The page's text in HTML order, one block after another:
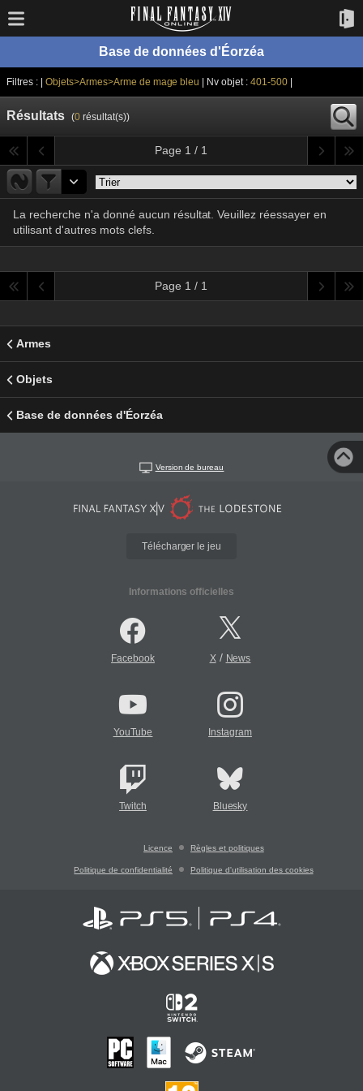
Base de données d'Éorzéa
Filtres : | Objets>Armes>Arme de mage bleu | Nv objet :401-500
Résultats (0résultat(s))
Page 1 / 1
La recherche n'a donné aucun résultat. Veuillez réessayer en
utilisant d'autres mots clefs.
Page 1 / 1
Armes
Objets
Base de données d'Éorzéa
Version de bureau
Télécharger le jeu
Informations officielles
Facebook X/ News
YouTube Instagram
Twitch Bluesky
Licence Règles et politiques
Politique de confidentialité Politique d'utilisation des cookies